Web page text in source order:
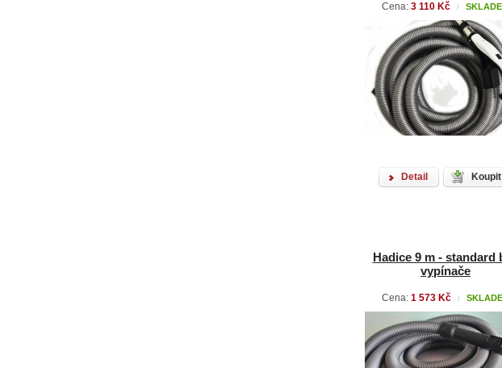
Cena: 3 110 Kč /
Detail Koupit
Hadice 9 m - standard
vypínače
Cena: 1 573 Kč /